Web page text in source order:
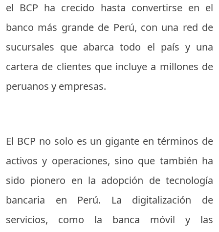
el BCP ha crecido hasta convertirse en el
banco más grande de Perú, con una red de
sucursales que abarca todo el país y una
cartera de clientes que incluye a millones de
peruanos y empresas.
El BCP no solo es un gigante en términos de
activos y operaciones, sino que también ha
sido pionero en la adopción de tecnología
bancaria en Perú. La digitalización de
servicios, como la banca móvil y las